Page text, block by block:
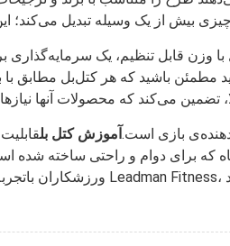
قابل تنظیم، یک سرمایه‌گذاری
باشید که هر کتل‌بل مطابق با
بازی است. آموزش کتل بل
برای دوام و راحتی ساخته شده